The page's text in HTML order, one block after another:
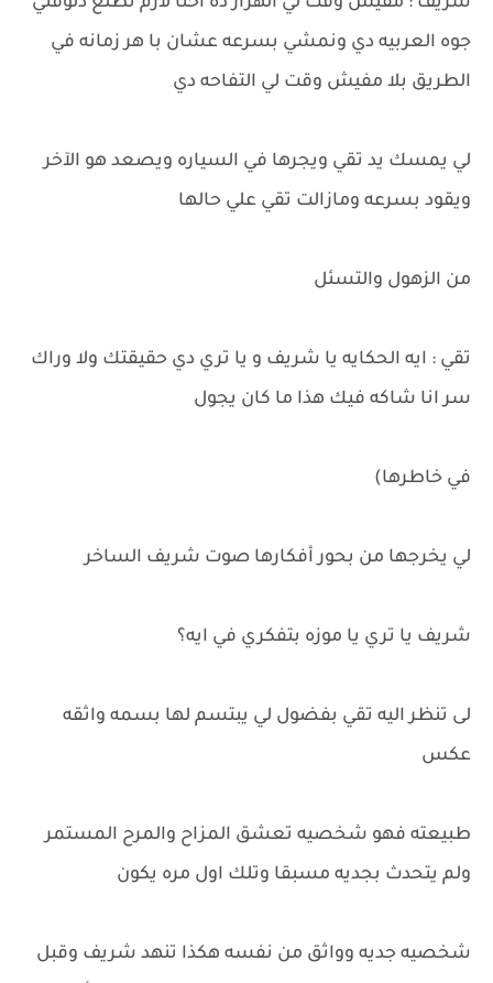
جوه العربيه دي ونمشي بسرعه عشان با هر زمانه في
الطريق بلا مفيش وقت لي التفاحه دي
لي يمسك يد تقي ويجرها في السياره ويصعد هو الآخر
ويقود بسرعه ومازالت تقي علي حالها
من الزهول والتسئل
تقي : ايه الحكايه يا شريف و يا تري دي حقيقتك ولا وراك
سر انا شاكه فيك هذا ما كان يجول
في خاطرها)
لي يخرجها من بحور أفكارها صوت شريف الساخر
شريف يا تري يا موزه بتفكري في ايه؟
لى تنظر اليه تقي بفضول لي يبتسم لها بسمه واثقه
عكس
طبيعته فهو شخصيه تعشق المزاح والمرح المستمر
ولم يتحدث بجديه مسبقا وتلك اول مره يكون
شخصيه جديه وواثق من نفسه هكذا تنهد شريف وقبل